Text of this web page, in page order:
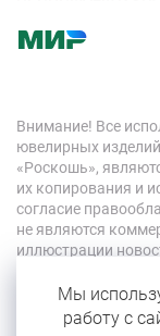
Внимание! Все
ювелирных
«Роскошь»,
их копирования и
согласие
не являются
иллюстрации
© 2026 «Роскошь»
Мы
работу с